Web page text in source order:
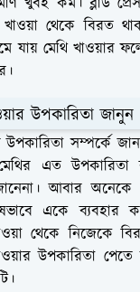
থেকে বিরত
যায় মেথি খাওয়ার
উপকারিতা জানুন
উপকারিতা সম্পর্কে
এত উপকারিতা
আবার
একে
থেকে নিজেকে
উপকারিতা